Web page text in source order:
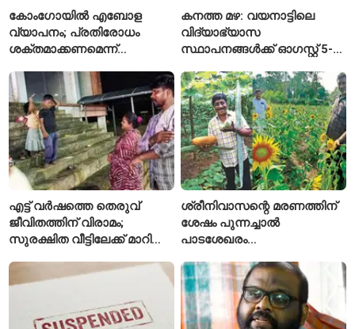
കോംഗോയിൽ എബോള
വ്യാപനം; പ്രതിരോധം
ശക്തമാക്കണമെന്ന്
കനത്ത മഴ: വയനാട്ടിലെ
വിദ്യാഭ്യാസ
സ്ഥാപനങ്ങൾക്ക് ഓഗസ്റ്റ് 5-ന്
എട്ട് വർഷത്തെ തെരുവ്
ജീവിതത്തിന് വിരാമം;
സുരക്ഷിത വീട്ടിലേക്ക് മാറി
ശ്രീനിവാസന്റെ മരണത്തിന്
ശേഷം പുന്നച്ചാൽ
പാടശേഖരം
കർഷകർ